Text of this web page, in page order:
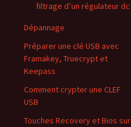
filtrage d’un régulateur dc
Dépannage
Préparer une clé USB avec
Framakey, Truecrypt et
Keepass
Comment crypter une CLEF
USB
Touches Recovery et Bios sur